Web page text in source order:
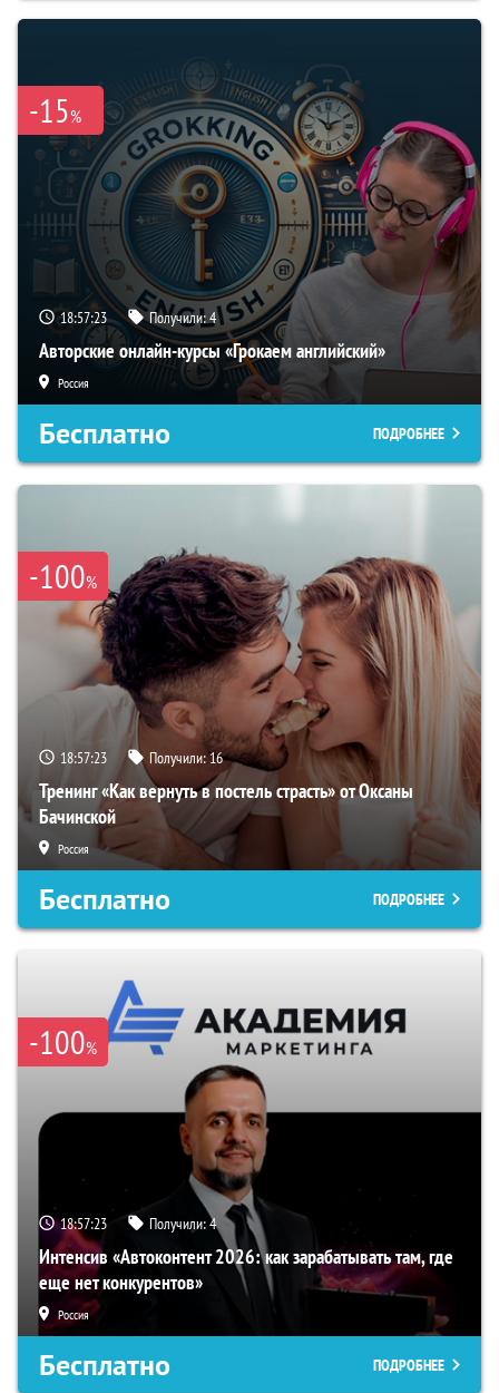
-15%
18:57:22 Получили:4
Авторские онлайн-курсы «Грокаем английский»
Россия
Бесплатно ПОДРОБНЕЕ
-100%
18:57:22 Получили:16
Тренинг «Как вернуть в постель страсть» от Оксаны
Бачинской
Россия
Бесплатно ПОДРОБНЕЕ
-100%
18:57:22 Получили:4
Интенсив «Автоконтент 2026: как зарабатывать там, где
еще нет конкурентов»
Россия
Бесплатно ПОДРОБНЕЕ